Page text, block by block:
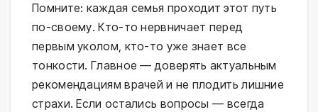
Помните: каждая семья проходит этот путь
по-своему. Кто-то нервничает перед
первым уколом, кто-то уже знает все
тонкости. Главное — доверять актуальным
рекомендациям врачей и не плодить лишние
страхи. Если остались вопросы — всегда